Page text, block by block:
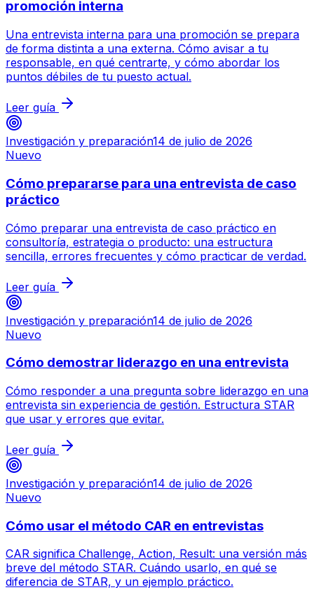
promoción interna
Una entrevista interna para una promoción se prepara
de forma distinta a una externa. Cómo avisar a tu
responsable, en qué centrarte, y cómo abordar los
puntos débiles de tu puesto actual.
Leer guía
Investigación y preparación14 de julio de 2026
Nuevo
Cómo prepararse para una entrevista de caso
práctico
Cómo preparar una entrevista de caso práctico en
consultoría, estrategia o producto: una estructura
sencilla, errores frecuentes y cómo practicar de verdad.
Leer guía
Investigación y preparación14 de julio de 2026
Nuevo
Cómo demostrar liderazgo en una entrevista
Cómo responder a una pregunta sobre liderazgo en una
entrevista sin experiencia de gestión. Estructura STAR
que usar y errores que evitar.
Leer guía
Investigación y preparación14 de julio de 2026
Nuevo
Cómo usar el método CAR en entrevistas
CAR significa Challenge, Action, Result: una versión más
breve del método STAR. Cuándo usarlo, en qué se
diferencia de STAR, y un ejemplo práctico.